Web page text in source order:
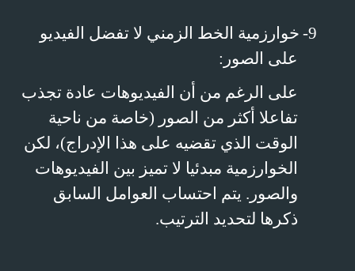
9- خوارزمية الخط الزمني لا تفضل الفيديو
على الصور:
على الرغم من أن الفيديوهات عادة تجذب
تفاعلا أكثر من الصور (خاصة من ناحية
الوقت الذي تقضيه على هذا الإدراج)، لكن
الخوارزمية مبدئيا لا تميز بين الفيديوهات
والصور. يتم احتساب العوامل السابق
ذكرها لتحديد الترتيب.